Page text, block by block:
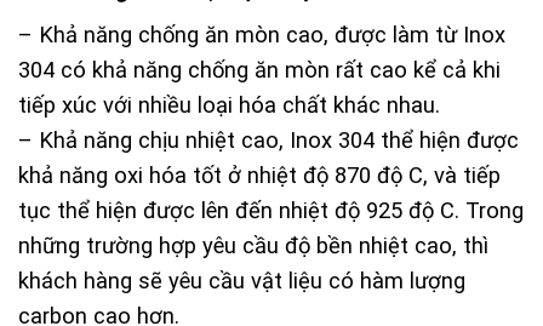
– Khả năng chống ăn mòn cao, được làm từ Inox
304 có khả năng chống ăn mòn rất cao kể cả khi
tiếp xúc với nhiều loại hóa chất khác nhau.
– Khả năng chịu nhiệt cao, Inox 304 thể hiện được
khả năng oxi hóa tốt ở nhiệt độ 870 độ C, và tiếp
tục thể hiện được lên đến nhiệt độ 925 độ C. Trong
những trường hợp yêu cầu độ bền nhiệt cao, thì
khách hàng sẽ yêu cầu vật liệu có hàm lượng
carbon cao hơn.